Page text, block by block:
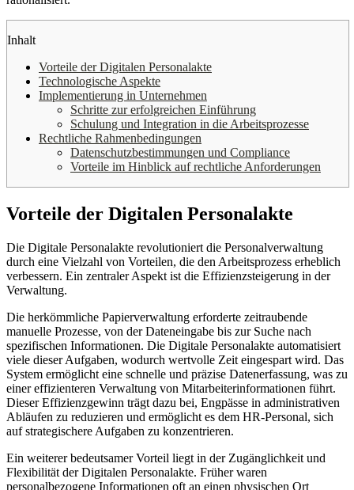
Inhalt
Vorteile der Digitalen Personalakte
Technologische Aspekte
Implementierung in Unternehmen
Schritte zur erfolgreichen Einführung
Schulung und Integration in die Arbeitsprozesse
Rechtliche Rahmenbedingungen
Datenschutzbestimmungen und Compliance
Vorteile im Hinblick auf rechtliche Anforderungen
Vorteile der Digitalen Personalakte
Die Digitale Personalakte revolutioniert die Personalverwaltung
durch eine Vielzahl von Vorteilen, die den Arbeitsprozess erheblich
verbessern. Ein zentraler Aspekt ist die Effizienzsteigerung in der
Verwaltung.
Die herkömmliche Papierverwaltung erforderte zeitraubende
manuelle Prozesse, von der Dateneingabe bis zur Suche nach
spezifischen Informationen. Die Digitale Personalakte automatisiert
viele dieser Aufgaben, wodurch wertvolle Zeit eingespart wird. Das
System ermöglicht eine schnelle und präzise Datenerfassung, was zu
einer effizienteren Verwaltung von Mitarbeiterinformationen führt.
Dieser Effizienzgewinn trägt dazu bei, Engpässe in administrativen
Abläufen zu reduzieren und ermöglicht es dem HR-Personal, sich
auf strategischere Aufgaben zu konzentrieren.
Ein weiterer bedeutsamer Vorteil liegt in der Zugänglichkeit und
Flexibilität der Digitalen Personalakte. Früher waren
personalbezogene Informationen oft an einen physischen Ort